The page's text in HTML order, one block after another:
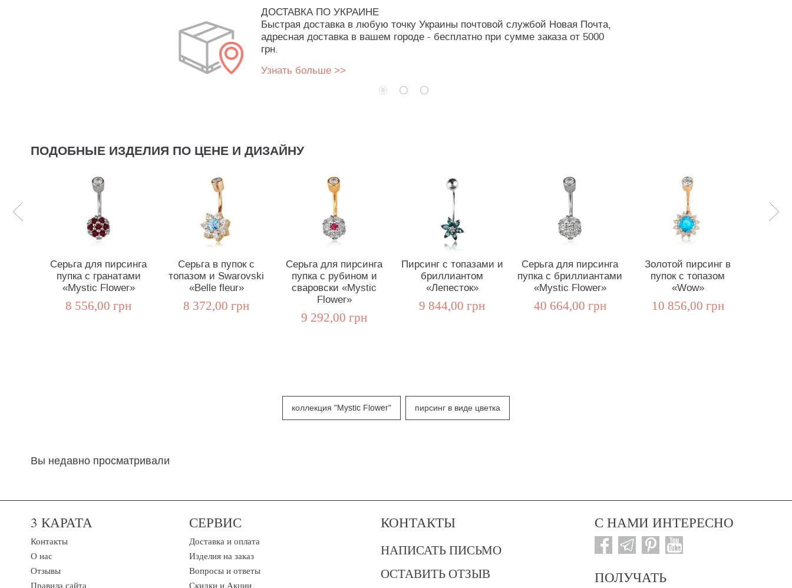
ДОСТАВКА ПО УКРАИНЕ
Быстрая доставка в любую точку Украины почтовой службой Новая Почта,
адресная доставка в вашем городе - бесплатно при сумме заказа от 5000
грн.
Узнать больше >>
ПОДОБНЫЕ ИЗДЕЛИЯ ПО ЦЕНЕ И ДИЗАЙНУ
Серьга для пирсинга
пупка с гранатами
«Mystic Flower»
8 556,00 грн
Серьга в пупок с
топазом и Swarovski
«Belle fleur»
8 372,00 грн
Серьга для пирсинга
пупка с рубином и
сваровски «Mystic
Flower»
9 292,00 грн
Пирсинг с топазами и
бриллиантом
«Лепесток»
9 844,00 грн
Серьга для пирсинга
пупка с бриллиантами
«Mystic Flower»
40 664,00 грн
Золотой пирсинг в
пупок с топазом
«Wow»
10 856,00 грн
коллекция "Mystic Flower" пирсинг в виде цветка
Вы недавно просматривали
3 КАРАТА
Контакты
О нас
Отзывы
Правила сайта
СЕРВИС
Доставка и оплата
Изделия на заказ
Вопросы и ответы
Скидки и Акции
КОНТАКТЫ
НАПИСАТЬ ПИСЬМО
ОСТАВИТЬ ОТЗЫВ
С НАМИ ИНТЕРЕСНО
ПОЛУЧАТЬ